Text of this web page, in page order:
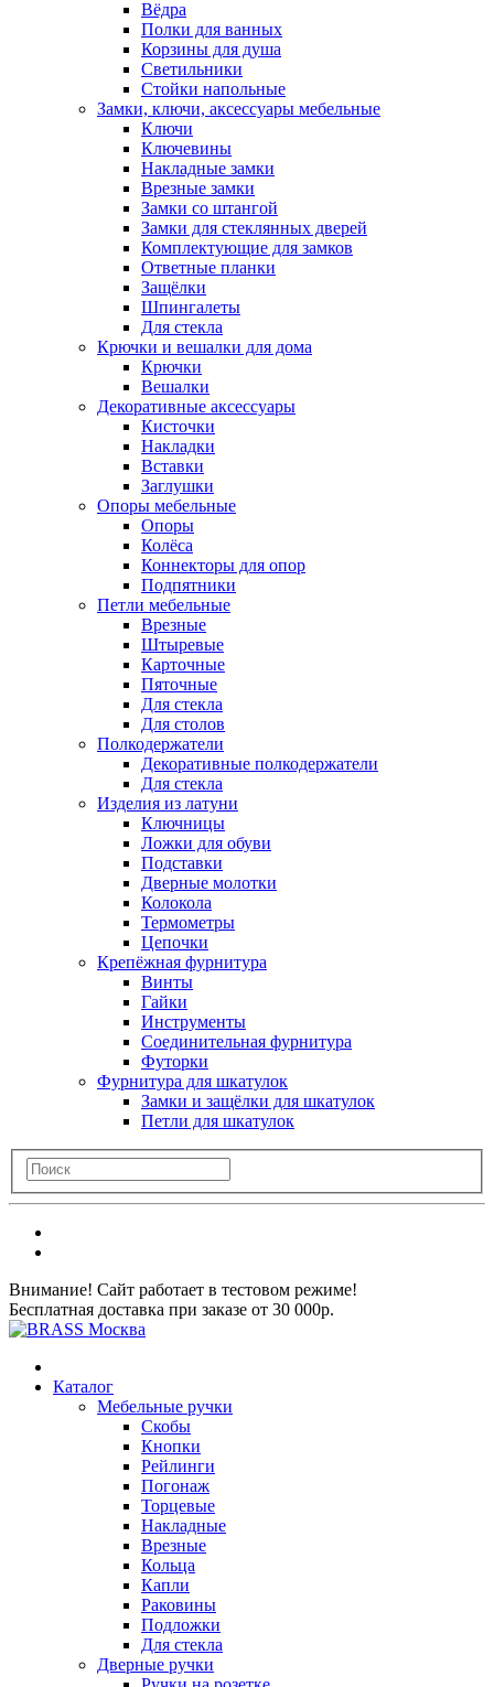
Вёдра
Полки для ванных
Корзины для душа
Светильники
Стойки напольные
Замки, ключи, аксессуары мебельные
Ключи
Ключевины
Накладные замки
Врезные замки
Замки со штангой
Замки для стеклянных дверей
Комплектующие для замков
Ответные планки
Защёлки
Шпингалеты
Для стекла
Крючки и вешалки для дома
Крючки
Вешалки
Декоративные аксессуары
Кисточки
Накладки
Вставки
Заглушки
Опоры мебельные
Опоры
Колёса
Коннекторы для опор
Подпятники
Петли мебельные
Врезные
Штыревые
Карточные
Пяточные
Для стекла
Для столов
Полкодержатели
Декоративные полкодержатели
Для стекла
Изделия из латуни
Ключницы
Ложки для обуви
Подставки
Дверные молотки
Колокола
Термометры
Цепочки
Крепёжная фурнитура
Винты
Гайки
Инструменты
Соединительная фурнитура
Футорки
Фурнитура для шкатулок
Замки и защёлки для шкатулок
Петли для шкатулок
Внимание! Сайт работает в тестовом режиме!
Бесплатная доставка при заказе от 30 000р.
Каталог
Мебельные ручки
Скобы
Кнопки
Рейлинги
Погонаж
Торцевые
Накладные
Врезные
Кольца
Капли
Раковины
Подложки
Для стекла
Дверные ручки